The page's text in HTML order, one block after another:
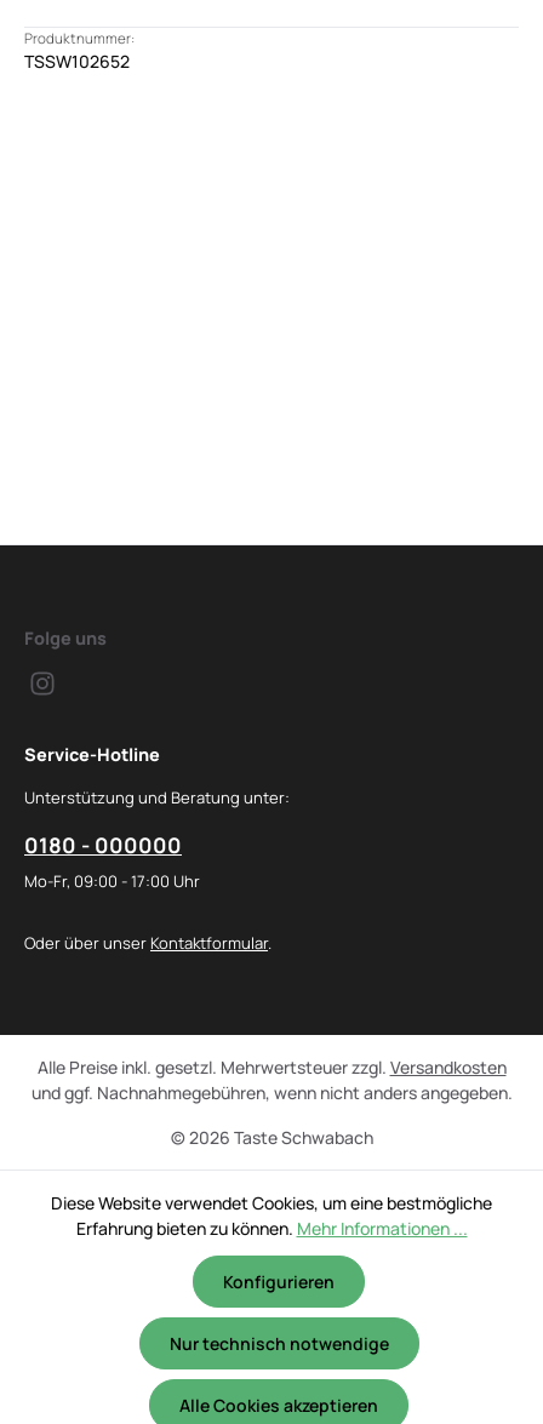
Produktnummer:
TSSW102652
Folge uns
Service-Hotline
Unterstützung und Beratung unter:
0180 - 000000
Mo-Fr, 09:00 - 17:00 Uhr
Oder über unser Kontaktformular.
© 2026 Taste Schwabach
Alle Preise inkl. gesetzl. Mehrwertsteuer zzgl. Versandkosten
und ggf. Nachnahmegebühren, wenn nicht anders angegeben.
Diese Website verwendet Cookies, um eine bestmögliche
Erfahrung bieten zu können. Mehr Informationen ...
Nur technisch notwendige
Konfigurieren
Alle Cookies akzeptieren